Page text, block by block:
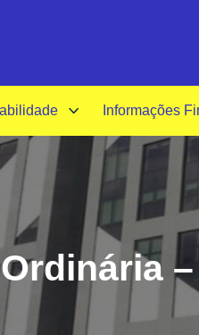
Informações